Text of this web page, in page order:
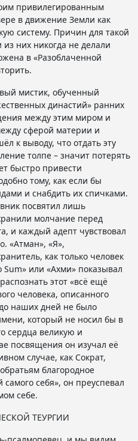
привилегированным
в движение Земли как
систему. Причин для такой
из них никогда не делали
в «Разоблаченной
мистик, обученный
династий» ранних
между этим миром и
сферой материи и
к выводу, что отдать эту
толпе – значит потерять
быстро привести
тому, как если бы
и снабдить их спичками.
посвятил лишь
молчание перед
и каждый адепт чувствовал
«Атман», «Я»,
как только человек
Sum» или «Ахми» показывал
этот «всё ещё
человека, описанного
наших дней не было
который не носил бы в
сердца великую и
посвящения он изучал её
случае, как Сократ,
благородное
себя», он преуспевал
себе.
ТЕУРГИИ